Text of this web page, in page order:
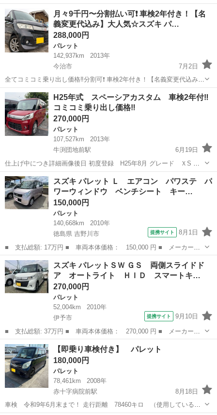
名： スズキ ■ 車種名： パレット ■ グレード名： Ｔ 禁煙
ターボ 社外オーディオ 両側パワースライドドア オートエアコ
ン スマートキ...
愛媛 松山市 パレット
月々9千円〜分割払い可❗️ 車検2年付き！【名
義変更代込み】大人気☆スズキ パ…
288,000円
パレット
142,937km
2013年
今治市
7月2日
全てコミコミ乗り出し価格‼️分割可❗️ 車検2年付き！【名義変更代込み】
大人気☆スズキ パレットSW XS☆HDDナビ付き☆走行中DVD見れま
す便利な電動スライドドア付き☆スマートキー☆便利なフルオートエ
アコン☆社外アルミホ...
愛媛 今治市 パレット 走行距離
H25年式 スペーシアカスタム 車検2年付‼︎
コミコミ乗り出し価格‼︎
270,000円
パレット
107,527km
2013年
牛渕団地前駅
6月19日
仕上げ中につき詳細画像後日 初度登録 H25年8月 グレード ＸS 赤
系 走行10.8万キロ 修復歴あり 車検2年付 コミコミ乗り出し価格
装備-状態 ◉スマートキー ◉プッシュスタート ◉フルセグTVナ...
愛媛 東温市 牛渕団地前駅
スズキ パレット Ｌ エアコン パワステ パ
ワーウィンドウ ベンチシート キー…
150,000円
パレット
140,668km
2010年
徳島県 吉野川市
提携サイト 8月1日
■ 支払総額: 17万円 ■ 車両本体価格： 150,000 円 ■ メーカー
名： スズキ ■ 車種名： パレット ■ グレード名： Ｌ エアコ
ン パワステ パワーウィンドウ ベンチシート キーレス スマー
トキー ＥＴＣ ...
徳島 吉野川市 パレット
スズキ パレットＳＷ ＧＳ 両側スライドド
ア オートライト ＨＩＤ スマートキ…
270,000円
パレット
52,004km
2010年
伊予市
提携サイト 9月10日
■ 支払総額: 37万円 ■ 車両本体価格： 270,000 円 ■ メーカー
名： スズキ ■ 車種名： パレットＳＷ ■ グレード名： ＧＳ
両側スライドドア オートライト ＨＩＤ スマートキー 電動格納
ミラー ベンチシ...
愛媛 伊予市 パレット
【即乗り車検付き】 パレット
180,000円
パレット
78,461km
2008年
赤十字病院前駅
8月18日
車検 令和9年6月末まで！ 走行距離 78460キロ （使用しているの